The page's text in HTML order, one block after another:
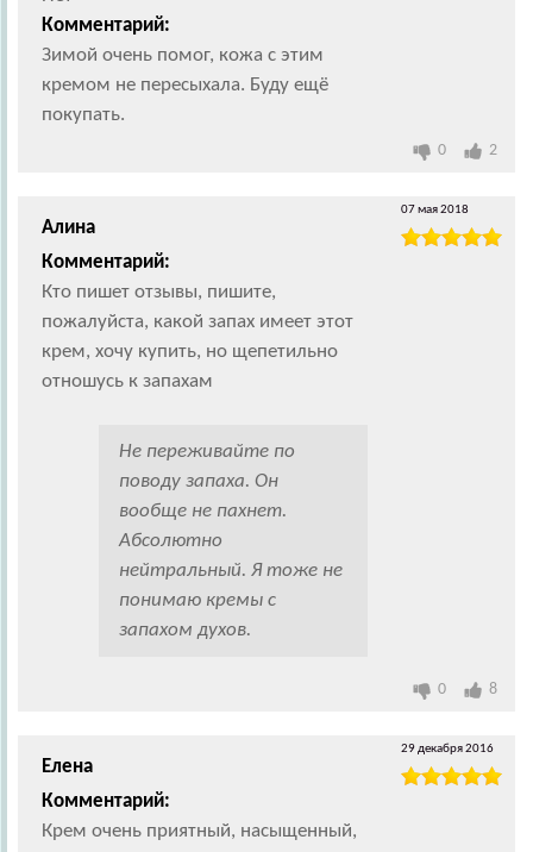
Комментарий:
Зимой очень помог, кожа с этим
кремом не пересыхала. Буду ещё
покупать.
0 2
Алина
Комментарий:
Кто пишет отзывы, пишите,
пожалуйста, какой запах имеет этот
крем, хочу купить, но щепетильно
отношусь к запахам
Не переживайте по
поводу запаха. Он
вообще не пахнет.
Абсолютно
нейтральный. Я тоже не
понимаю кремы с
запахом духов.
07 мая 2018
0 8
Елена
Комментарий:
Крем очень приятный, насыщенный,
29 декабря 2016